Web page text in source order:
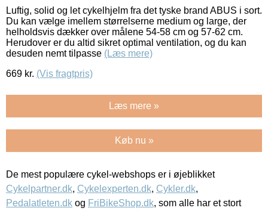
Luftig, solid og let cykelhjelm fra det tyske brand ABUS i sort.
Du kan vælge imellem størrelserne medium og large, der
helholdsvis dækker over målene 54-58 cm og 57-62 cm.
Herudover er du altid sikret optimal ventilation, og du kan
desuden nemt tilpasse (Læs mere)
669 kr. (Vis fragtpris)
Læs mere »
Køb nu »
De mest populære cykel-webshops er i øjeblikket
Cykelpartner.dk, Cykelexperten.dk, Cykler.dk,
Pedalatleten.dk og FriBikeShop.dk, som alle har et stort